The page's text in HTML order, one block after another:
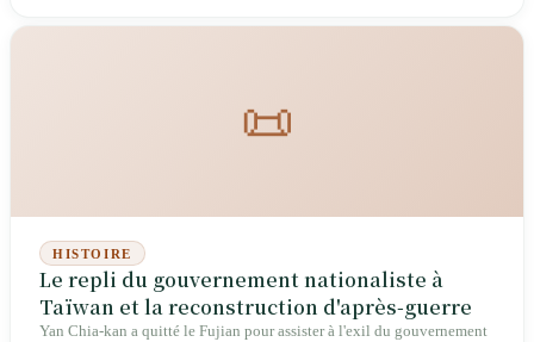
📜
HISTOIRE
Le repli du gouvernement nationaliste à
Taïwan et la reconstruction d'après-guerre
Yan Chia-kan a quitté le Fujian pour assister à l'exil du gouvernement